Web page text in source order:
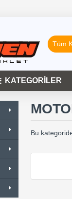
Tüm
KATEGORİLER
Bu